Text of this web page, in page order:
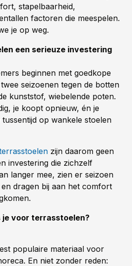
stapelbaarheid,
factoren die meespelen.
je op weg.
een serieuze investering
beginnen met goedkope
seizoenen tegen de botten
kunststof, wiebelende poten.
je koopt opnieuw, én je
op wankele stoelen
zijn daarom geen
investering die zichzelf
langer mee, zien er seizoen
dragen bij aan het comfort
je voor terrasstoelen?
populaire materiaal voor
En niet zonder reden: